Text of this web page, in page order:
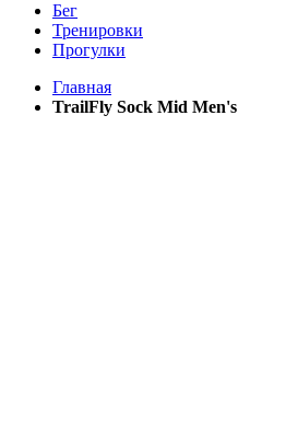
Бег
Тренировки
Прогулки
Главная
TrailFly Sock Mid Men's